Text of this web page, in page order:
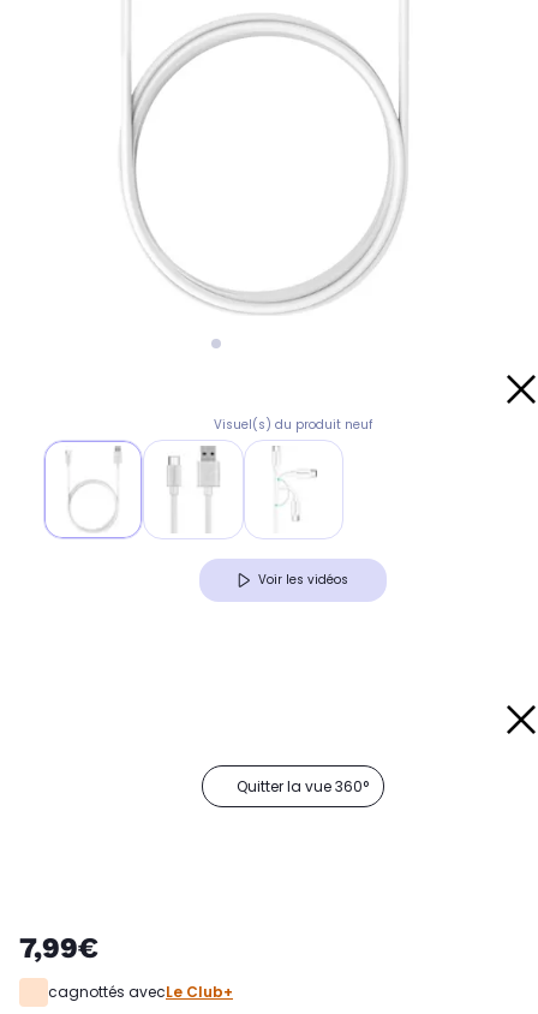
Visuel(s) du produit neuf
Voir les vidéos
Quitter la vue 360°
7,99€
cagnottés avecLe Club+